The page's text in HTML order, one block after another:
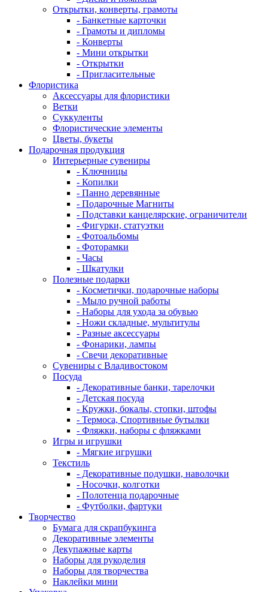
Открытки, конверты, грамоты
- Банкетные карточки
- Грамоты и дипломы
- Конверты
- Мини открытки
- Открытки
- Пригласительные
Флористика
Аксессуары для флористики
Ветки
Суккуленты
Флористические элементы
Цветы, букеты
Подарочная продукция
Интерьерные сувениры
- Ключницы
- Копилки
- Панно деревянные
- Подарочные Магниты
- Подставки канцелярские, ограничители
- Фигурки, статуэтки
- Фотоальбомы
- Фоторамки
- Часы
- Шкатулки
Полезные подарки
- Косметички, подарочные наборы
- Мыло ручной работы
- Наборы для ухода за обувью
- Ножи складные, мультитулы
- Разные аксессуары
- Фонарики, лампы
- Свечи декоративные
Сувениры с Владивостоком
Посуда
- Декоративные банки, тарелочки
- Детская посуда
- Кружки, бокалы, стопки, штофы
- Термоса, Спортивные бутылки
- Фляжки, наборы с фляжками
Игры и игрушки
- Мягкие игрушки
Текстиль
- Декоративные подушки, наволочки
- Носочки, колготки
- Полотенца подарочные
- Футболки, фартуки
Творчество
Бумага для скрапбукинга
Декоративные элементы
Декупажные карты
Наборы для рукоделия
Наборы для творчества
Наклейки мини